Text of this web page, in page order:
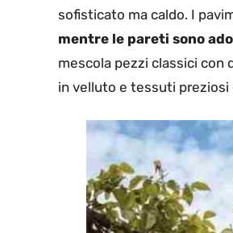
sofisticato ma caldo. I
mentre le pareti sono
mescola pezzi classici
in velluto e tessuti preziosi